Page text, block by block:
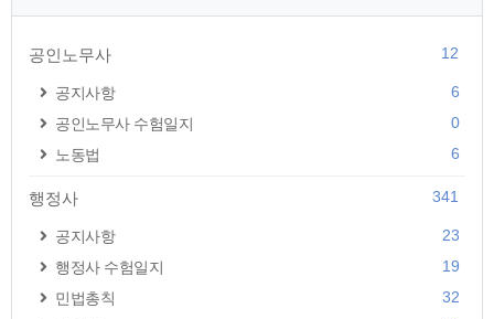
공인노무사 12
공지사항
6
공인노무사 수험일지
0
노동법
6
행정사 341
공지사항
23
행정사 수험일지
19
민법총칙
32